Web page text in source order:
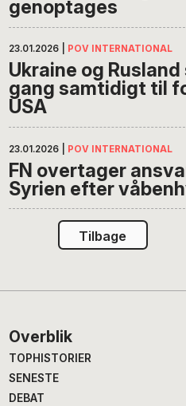
genoptages
23.01.2026 POV INTERNATIONAL
Ukraine og
gang samtidigt til
USA
23.01.2026 POV INTERNATIONAL
FN overtager
Syrien efter
Tilbage
Footer
Overblik
TOPHISTORIER
SENESTE
DEBAT